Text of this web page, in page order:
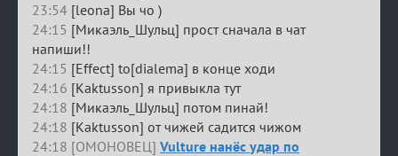
23:54 [leona] Вы чо )
24:15 [Микаэль_Шульц] прост сначала в чат
напиши!!
24:15 [Effect] to[dialema] в конце ходи
24:16 [Kaktusson] я привыкла тут
24:18 [Микаэль_Шульц] потом пинай!
24:18 [Kaktusson] от чижей садится чижом
24:18 [ОМОНОВЕЦ] Vulture нанёс удар по